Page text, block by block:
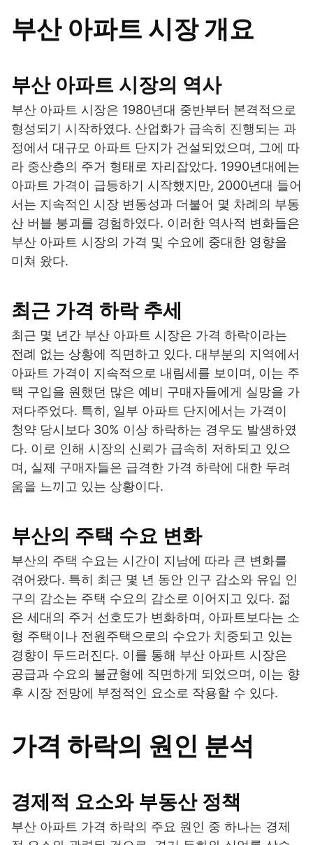
부산 아파트 시장 개요
부산 아파트 시장의 역사
부산 아파트 시장은 1980년대 중반부터 본격적으로
형성되기 시작하였다. 산업화가 급속히 진행되는 과
정에서 대규모 아파트 단지가 건설되었으며, 그에 따
라 중산층의 주거 형태로 자리잡았다. 1990년대에는
아파트 가격이 급등하기 시작했지만, 2000년대 들어
서는 지속적인 시장 변동성과 더불어 몇 차례의 부동
산 버블 붕괴를 경험하였다. 이러한 역사적 변화들은
부산 아파트 시장의 가격 및 수요에 중대한 영향을
미쳐 왔다.
최근 가격 하락 추세
최근 몇 년간 부산 아파트 시장은 가격 하락이라는
전례 없는 상황에 직면하고 있다. 대부분의 지역에서
아파트 가격이 지속적으로 내림세를 보이며, 이는 주
택 구입을 원했던 많은 예비 구매자들에게 실망을 가
져다주었다. 특히, 일부 아파트 단지에서는 가격이
청약 당시보다 30% 이상 하락하는 경우도 발생하였
다. 이로 인해 시장의 신뢰가 급속히 저하되고 있으
며, 실제 구매자들은 급격한 가격 하락에 대한 두려
움을 느끼고 있는 상황이다.
부산의 주택 수요 변화
부산의 주택 수요는 시간이 지남에 따라 큰 변화를
겪어왔다. 특히 최근 몇 년 동안 인구 감소와 유입 인
구의 감소는 주택 수요의 감소로 이어지고 있다. 젊
은 세대의 주거 선호도가 변화하며, 아파트보다는 소
형 주택이나 전원주택으로의 수요가 치중되고 있는
경향이 두드러진다. 이를 통해 부산 아파트 시장은
공급과 수요의 불균형에 직면하게 되었으며, 이는 향
후 시장 전망에 부정적인 요소로 작용할 수 있다.
가격 하락의 원인 분석
경제적 요소와 부동산 정책
부산 아파트 가격 하락의 주요 원인 중 하나는 경제